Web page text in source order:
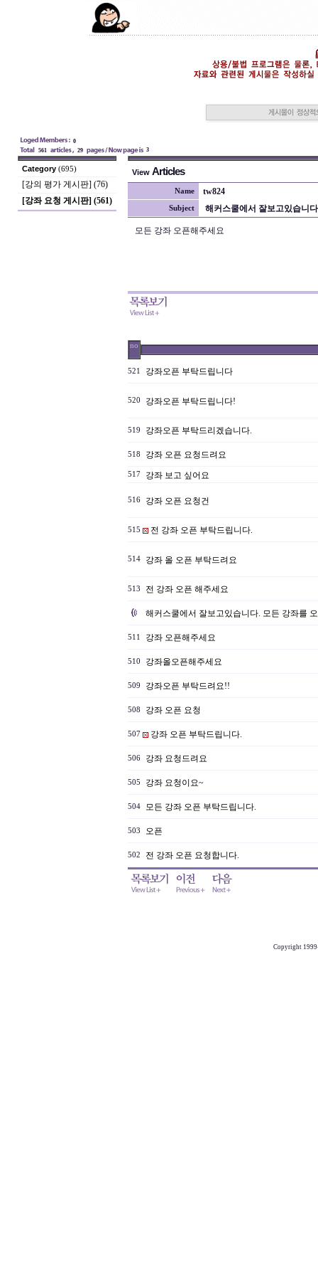
0
561
29 3
Category (695)
[강의 평가 게시판] (76)
[강좌 요청 게시판] (561)
View Articles
Name tw824
Subject 해커스쿨에서 잘보고있습니
모든 강좌 오픈해주세요
no
521 강좌오픈 부탁드립니다
520 강좌오픈 부탁드립니다!
519 강좌오픈 부탁드리겠습니다.
518 강좌 오픈 요청드려요
517 강좌 보고 싶어요
516 강좌 오픈 요청건
515 전 강좌 오픈 부탁드립니다.
514 강좌 올 오픈 부탁드려요
513 전 강좌 오픈 해주세요
해커스쿨에서 잘보고있습니다. 모든 강좌를
511 강좌 오픈해주세요
510 강좌올오픈해주세요
509 강좌오픈 부탁드려요!!
508 강좌 오픈 요청
507 강좌 오픈 부탁드립니다.
506 강좌 요청드려요
505 강좌 요청이요~
504 모든 강좌 오픈 부탁드립니다.
503 오픈
502 전 강좌 오픈 요청합니다.
Copyright